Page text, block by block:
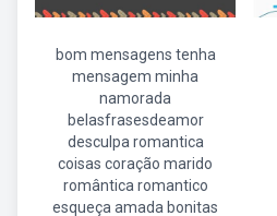
bom mensagens tenha
mensagem minha
namorada
belasfrasesdeamor
desculpa romantica
coisas coração marido
romântica romantico
esqueça amada bonitas